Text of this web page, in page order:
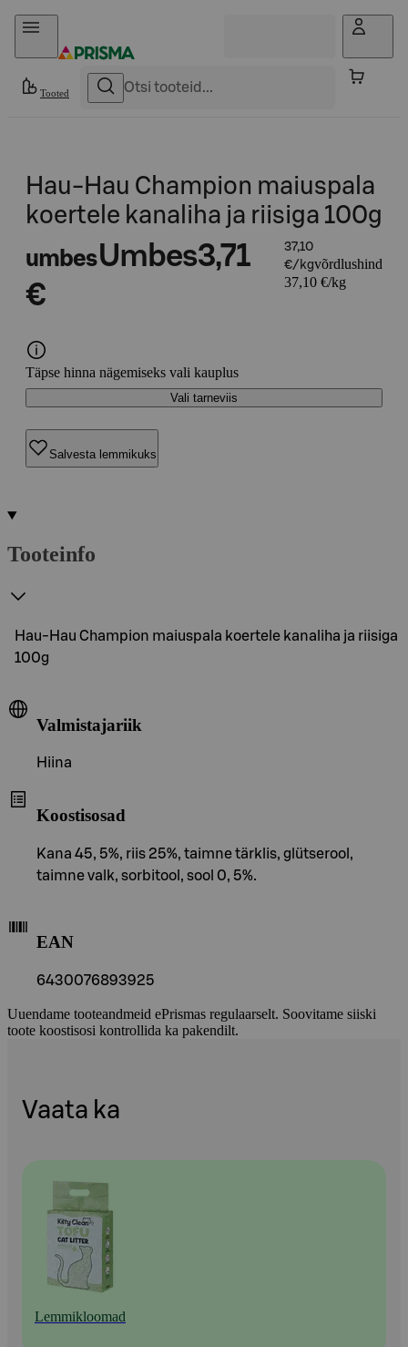
Otse sisu juurde
Tooted
Hau-Hau Champion maiuspala
koertele kanaliha ja riisiga 100g
umbesUmbes3,71
€
37,10
€/kgvõrdlushind
37,10 €/kg
Täpse hinna nägemiseks vali kauplus
Vali tarneviis
Salvesta lemmikuks
Tooteinfo
Hau-Hau Champion maiuspala koertele kanaliha ja riisiga
100g
Valmistajariik
Hiina
Koostisosad
Kana 45, 5%, riis 25%, taimne tärklis, glütserool,
taimne valk, sorbitool, sool 0, 5%.
EAN
6430076893925
Uuendame tooteandmeid ePrismas regulaarselt. Soovitame siiski
toote koostisosi kontrollida ka pakendilt.
Vaata ka
Lemmikloomad